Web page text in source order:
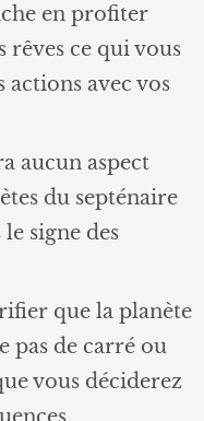
en profiter
rêves ce qui vous
avec vos
aucun aspect
du septénaire
signe des
que la planète
pas de carré ou
vous déciderez